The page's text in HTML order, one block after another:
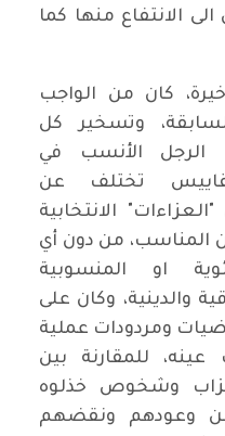
الانتفاع منها كما
كان من الواجب
وتسخير كل
الرجل الأنسب في
تختلف عن
الانتخابية
المناسب، من دون أي
او المنسوبية
والدينية، وكان على
ومردودات عملية
للمقارنة بين
وشخوص خذلوه
وعودهم ونقضهم